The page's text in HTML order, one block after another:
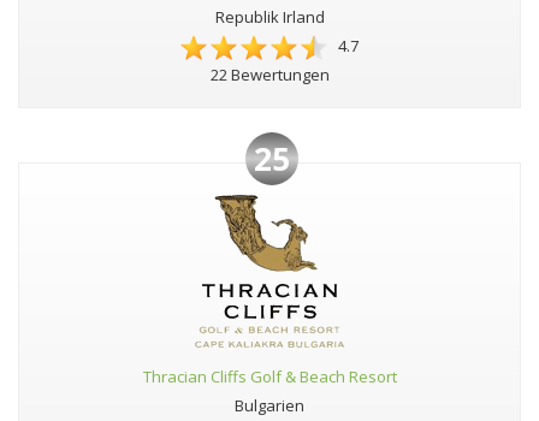
Republik Irland
4.7
22 Bewertungen
25
Thracian Cliffs Golf & Beach Resort
Bulgarien